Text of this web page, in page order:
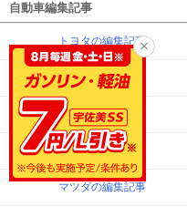
自動車編集記事
トヨタの編集記事
日産の編集記事
ホンダの編集記事
三菱の編集記事
マツダの編集記事